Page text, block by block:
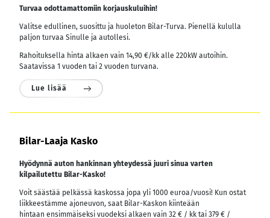
Turvaa odottamattomiin korjauskuluihin!
Valitse edullinen, suosittu ja huoleton Bilar-Turva. Pienellä kululla
paljon turvaa Sinulle ja autollesi.
Rahoituksella hinta alkaen vain 14,90 €/kk alle 220kW autoihin.
Saatavissa 1 vuoden tai 2 vuoden turvana.
Lue lisää
Bilar-Laaja Kasko
Hyödynnä auton hankinnan yhteydessä juuri sinua varten
kilpailutettu Bilar-Kasko!
Voit säästää pelkässä kaskossa jopa yli 1000 euroa/vuosi! Kun ostat
liikkeestämme ajoneuvon, saat Bilar-Kaskon kiinteään
hintaan ensimmäiseksi vuodeksi alkaen vain 32 € / kk tai 379 € /